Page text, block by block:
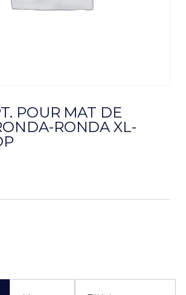
POUR MAT DE
RONDA XL-